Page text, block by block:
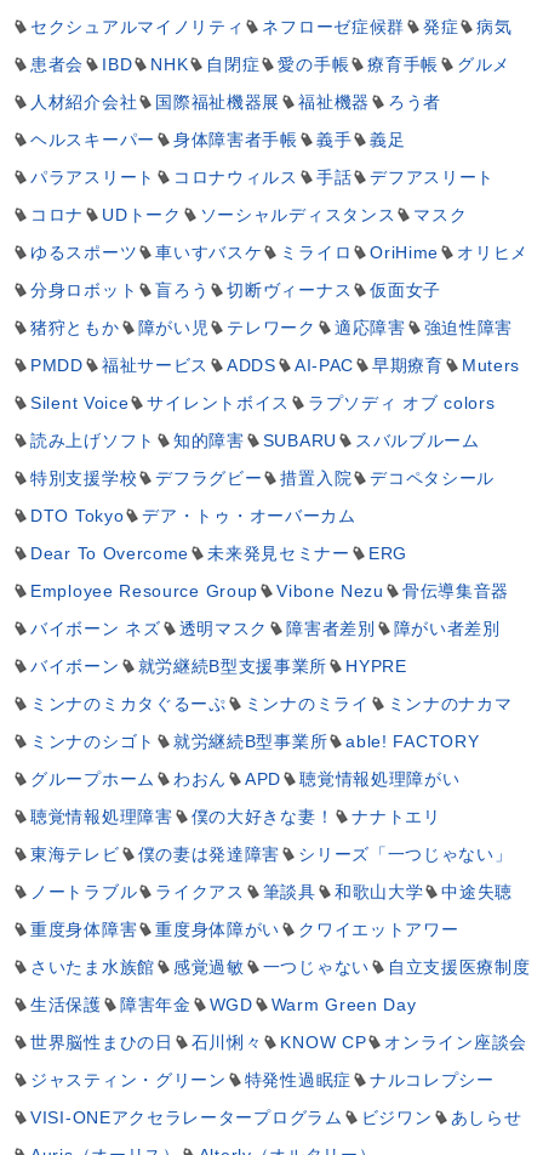
セクシュアルマイノリティ ネフローゼ症候群 発症
病気
患者会
IBD NHK 自閉症 愛の手帳 療育手帳
グルメ
人材紹介会社
国際福祉機器展 福祉機器
ろう者
ヘルスキーパー
身体障害者手帳 義手
義足
パラアスリート
コロナウィルス 手話
デフアスリート
コロナ
UDトーク ソーシャルディスタンス
マスク
ゆるスポーツ
車いすバスケ ミライロ OriHime
オリヒメ
分身ロボット
盲ろう 切断ヴィーナス
仮面女子
猪狩ともか
障がい児 テレワーク 適応障害
強迫性障害
PMDD
福祉サービス ADDS AI-PAC 早期療育
Muters
Silent Voice
サイレントボイス
ラプソディ オブ colors
読み上げソフト
知的障害 SUBARU
スバルブルーム
特別支援学校
デフラグビー 措置入院
デコペタシール
DTO Tokyo
デア・トゥ・オーバーカム
Dear To Overcome
未来発見セミナー
ERG
Employee Resource Group
Vibone Nezu
骨伝導集音器
バイボーン ネズ
透明マスク 障害者差別
障がい者差別
バイボーン
就労継続B型支援事業所
HYPRE
ミンナのミカタぐるーぷ
ミンナのミライ
ミンナのナカマ
ミンナのシゴト
就労継続B型事業所
able! FACTORY
グループホーム
わおん APD
聴覚情報処理障がい
聴覚情報処理障害
僕の大好きな妻！
ナナトエリ
東海テレビ
僕の妻は発達障害
シリーズ「一つじゃない」
ノートラブル
ライクアス 筆談具 和歌山大学
中途失聴
重度身体障害
重度身体障がい
クワイエットアワー
さいたま水族館
感覚過敏 一つじゃない
自立支援医療制度
生活保護
障害年金 WGD
Warm Green Day
世界脳性まひの日
石川悧々 KNOW CP
オンライン座談会
ジャスティン・グリーン
特発性過眠症
ナルコレプシー
VISI-ONEアクセラレータープログラム
ビジワン
あしらせ